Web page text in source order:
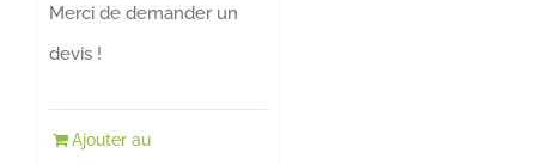
Merci de demander un
devis !
Ajouter au